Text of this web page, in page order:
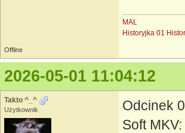
MAL
Historyjka 01
Offline
2026-05-01 11:04:12
Takto ^_^
Użytkownik
Odcinek
Soft MKV: